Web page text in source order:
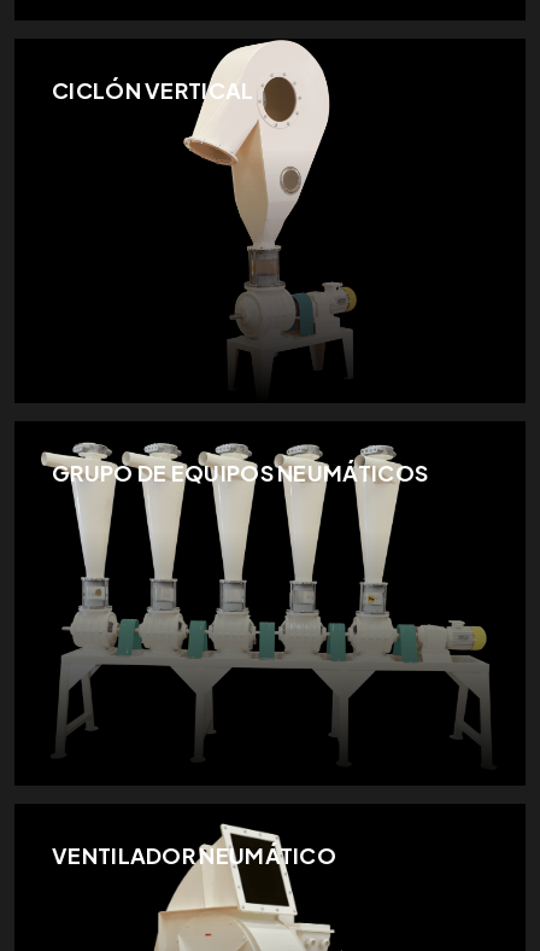
CICLÓN VERTICAL
GRUPO DE EQUIPOS NEUMÁTICOS
VENTILADOR NEUMÁTICO